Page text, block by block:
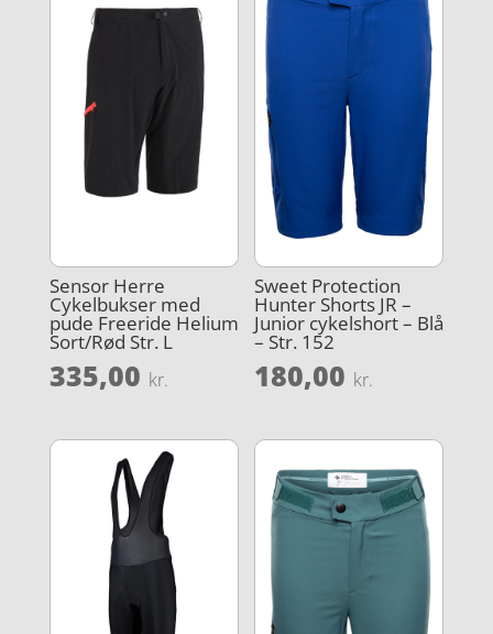
Sensor Herre
Cykelbukser med
pude Freeride Helium
Sort/Rød Str. L
335,00 kr.
Sweet Protection
Hunter Shorts JR –
Junior cykelshort – Blå
– Str. 152
180,00 kr.